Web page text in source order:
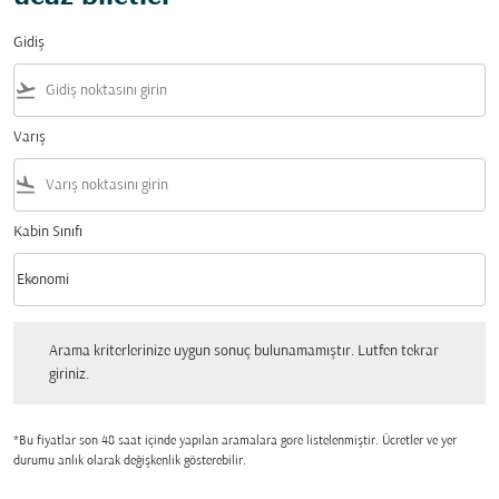
Gidiş
flight_takeoff
Varış
flight_land
Kabin Sınıfı
Kabin Sınıfı option Ekonomi Selected
Ekonomi
keyboard_arrow_down
Arama kriterlerinize uygun sonuç bulunamamıştır. Lutfen tekrar
giriniz.
*Bu fiyatlar son 48 saat içinde yapılan aramalara gore listelenmiştir. Ücretler ve yer
durumu anlık olarak değişkenlik gösterebilir.